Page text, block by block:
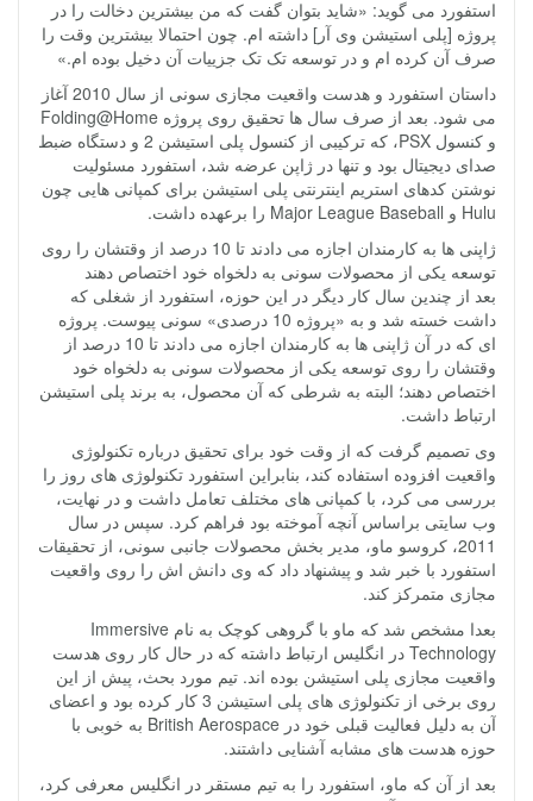
استفورد می گوید: «شاید بتوان گفت که من بیشترین دخالت را در
پروژه [پلی استیشن وی آر] داشته ام. چون احتمالا بیشترین وقت را
صرف آن کرده ام و در توسعه تک تک جزییات آن دخیل بوده ام.»
داستان استفورد و هدست واقعیت مجازی سونی از سال 2010 آغاز
می شود. بعد از صرف سال ها تحقیق روی پروژه Folding@Home
و کنسول PSX، که ترکیبی از کنسول پلی استیشن 2 و دستگاه ضبط
صدای دیجیتال بود و تنها در ژاپن عرضه شد، استفورد مسئولیت
نوشتن کدهای استریم اینترنتی پلی استیشن برای کمپانی هایی چون
Hulu و Major League Baseball را برعهده داشت.
ژاپنی ها به کارمندان اجازه می دادند تا 10 درصد از وقتشان را روی
توسعه یکی از محصولات سونی به دلخواه خود اختصاص دهند
بعد از چندین سال کار دیگر در این حوزه، استفورد از شغلی که
داشت خسته شد و به «پروژه 10 درصدی» سونی پیوست. پروژه
ای که در آن ژاپنی ها به کارمندان اجازه می دادند تا 10 درصد از
وقتشان را روی توسعه یکی از محصولات سونی به دلخواه خود
اختصاص دهند؛ البته به شرطی که آن محصول، به برند پلی استیشن
ارتباط داشت.
وی تصمیم گرفت که از وقت خود برای تحقیق درباره تکنولوژی
واقعیت افزوده استفاده کند، بنابراین استفورد تکنولوژی های روز را
بررسی می کرد، با کمپانی های مختلف تعامل داشت و در نهایت،
وب سایتی براساس آنچه آموخته بود فراهم کرد. سپس در سال
2011، کروسو ماو، مدیر بخش محصولات جانبی سونی، از تحقیقات
استفورد با خبر شد و پیشنهاد داد که وی دانش اش را روی واقعیت
مجازی متمرکز کند.
بعدا مشخص شد که ماو با گروهی کوچک به نام Immersive
Technology در انگلیس ارتباط داشته که در حال کار روی هدست
واقعیت مجازی پلی استیشن بوده اند. تیم مورد بحث، پیش از این
روی برخی از تکنولوژی های پلی استیشن 3 کار کرده بود و اعضای
آن به دلیل فعالیت قبلی خود در British Aerospace به خوبی با
حوزه هدست های مشابه آشنایی داشتند.
بعد از آن که ماو، استفورد را به تیم مستقر در انگلیس معرفی کرد،